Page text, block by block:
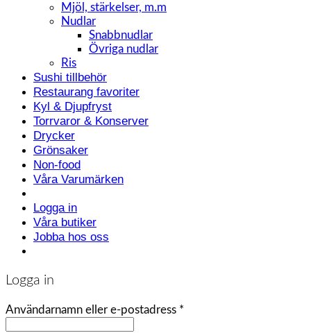
Mjöl, stärkelser, m.m
Nudlar
Snabbnudlar
Övriga nudlar
Ris
Sushi tillbehör
Restaurang favoriter
Kyl & Djupfryst
Torrvaror & Konserver
Drycker
Grönsaker
Non-food
Våra Varumärken
Logga in
Våra butiker
Jobba hos oss
Logga in
Användarnamn eller e-postadress *